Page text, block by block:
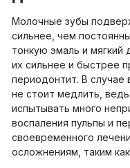
Молочные зубы
сильнее, чем
тонкую эмаль и мягкий
их сильнее и быстрее
периодонтит. В случае
не стоит медлить,
испытывать много
воспаления пульпы и
своевременного
осложнениям, таким